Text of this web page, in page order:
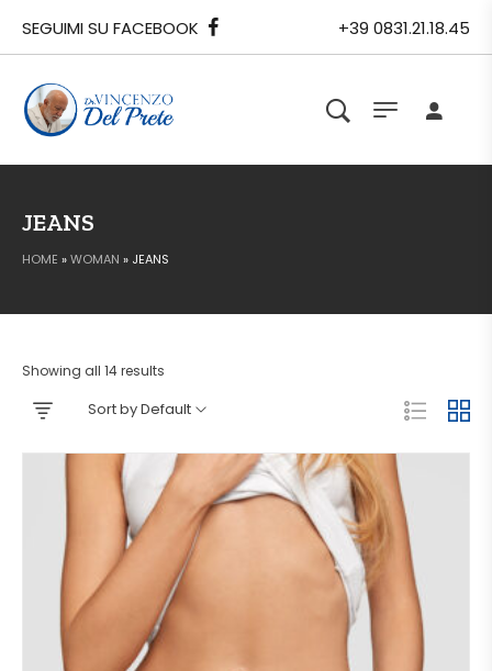
SEGUIMI SU FACEBOOK +39 0831.21.18.45
JEANS
HOME »WOMAN » JEANS
Showing all 14 results
Sort by Default